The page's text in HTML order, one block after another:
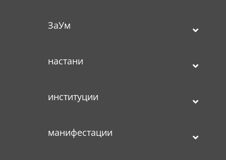
ЗаУм
настани
институции
манифестации